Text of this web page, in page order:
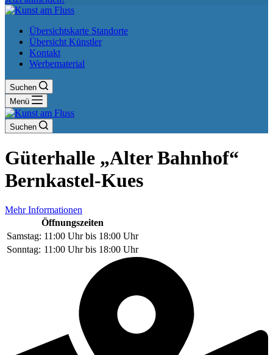
Übersichtskarte Standorte
Übersicht Künstler
Kontakt
Werbematerial
Suchen
Menü
Suchen
Güterhalle „Alter Bahnhof“
Bernkastel-Kues
Mehr Informationen
Öffnungszeiten
Samstag: 11:00 Uhr bis 18:00 Uhr
Sonntag: 11:00 Uhr bis 18:00 Uhr